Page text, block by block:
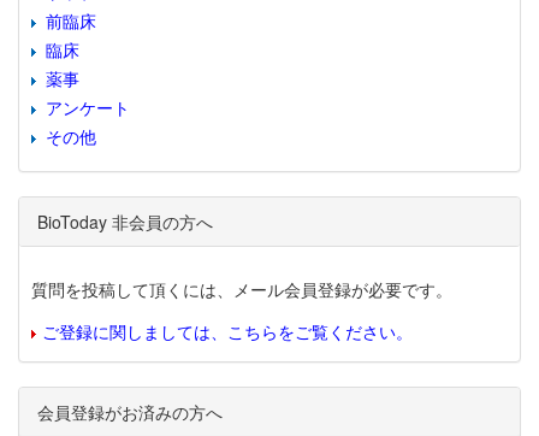
前臨床
臨床
薬事
アンケート
その他
BioToday 非会員の方へ
質問を投稿して頂くには、メール会員登録が必要です。
ご登録に関しましては、こちらをご覧ください。
会員登録がお済みの方へ